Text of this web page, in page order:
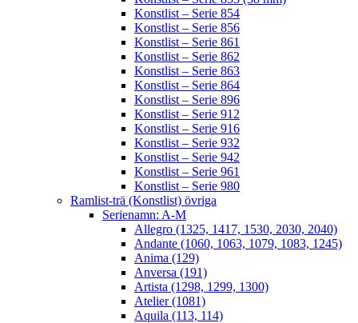
Konstlist – Serie 854
Konstlist – Serie 856
Konstlist – Serie 861
Konstlist – Serie 862
Konstlist – Serie 863
Konstlist – Serie 864
Konstlist – Serie 896
Konstlist – Serie 912
Konstlist – Serie 916
Konstlist – Serie 932
Konstlist – Serie 942
Konstlist – Serie 961
Konstlist – Serie 980
Ramlist-trä (Konstlist) övriga
Serienamn: A-M
Allegro (1325, 1417, 1530, 2030, 2040)
Andante (1060, 1063, 1079, 1083, 1245)
Anima (129)
Anversa (191)
Artista (1298, 1299, 1300)
Atelier (1081)
Aquila (113, 114)